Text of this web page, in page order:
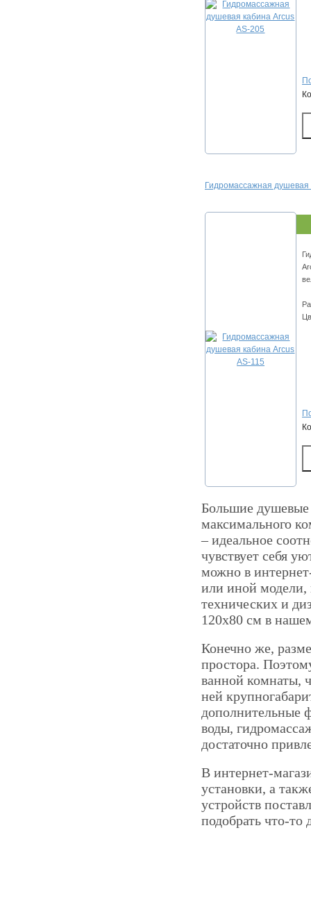
Гидромассажная душевая
Большие
максимального
– идеальное
чувствует себя
можно в
или иной модели,
технических и
120х80 см в
Конечно же,
простора.
ванной комнаты,
ней
дополнительные
воды,
достаточно
В интернет-
установки, а
устройств
подобрать что-то